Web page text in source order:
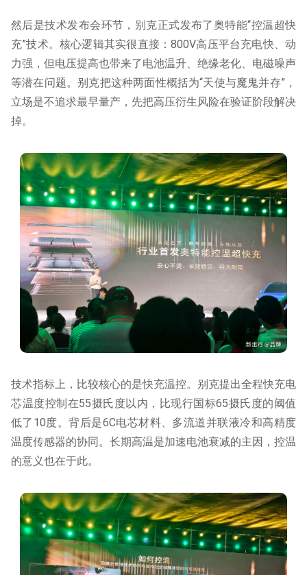
然后是技术发布会环节，别克正式发布了奥特能“控温超快
充”技术。核心逻辑其实很直接：800V高压平台充电快、动
力强，但电压提高也带来了电池温升、绝缘老化、电磁噪声
等潜在问题。别克把这种两面性概括为“天使与魔鬼并存”，
立场是不追求最早量产，先把高压衍生风险在验证阶段解决
掉。
技术指标上，比较核心的是快充温控。别克提出全程快充电
芯温度控制在55摄氏度以内，比现行国标65摄氏度的阈值
低了10度。背后是6C电芯材料、多流道并联液冷和高精度
温度传感器的协同。长期高温是加速电池衰减的主因，控温
的意义也在于此。